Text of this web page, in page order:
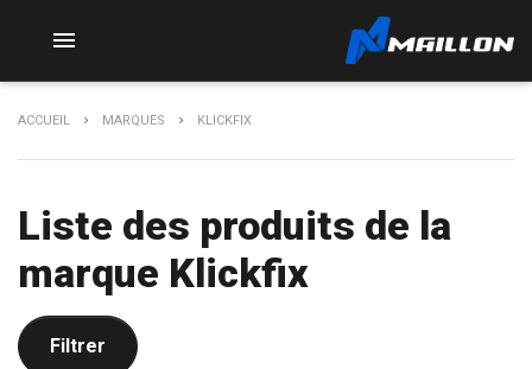

ACCUEIL MARQUES KLICKFIX
Liste des produits de la
marque Klickfix
Filtrer